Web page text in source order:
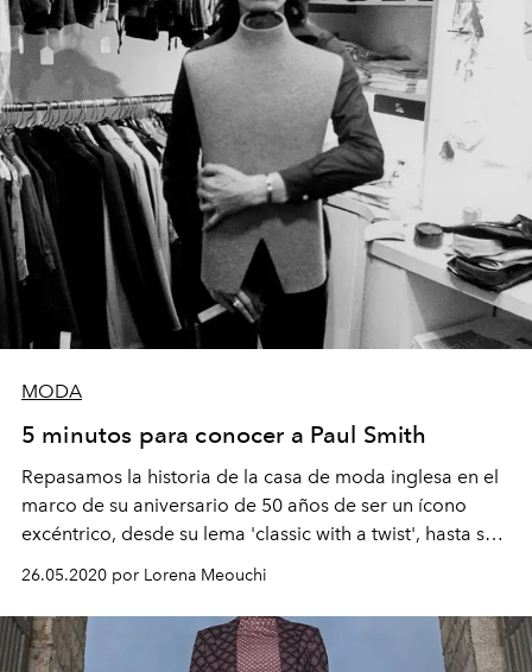
MODA
5 minutos para conocer a Paul Smith
Repasamos la historia de la casa de moda inglesa en el
marco de su aniversario de 50 años de ser un ícono
excéntrico, desde su lema 'classic with a twist', hasta su
26.05.2020 por Lorena Meouchi